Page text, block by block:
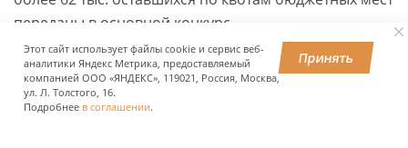
переданы в основной конкурс.
ПОДЕЛИТЬСЯ
Этот сайт использует файлы cookie и сервис веб-
аналитики Яндекс Метрика, предоставляемый
компанией ООО «ЯНДЕКС», 119021, Россия, Москва,
ул. Л. Толстого, 16.
Подробнее в соглашении.
Принять